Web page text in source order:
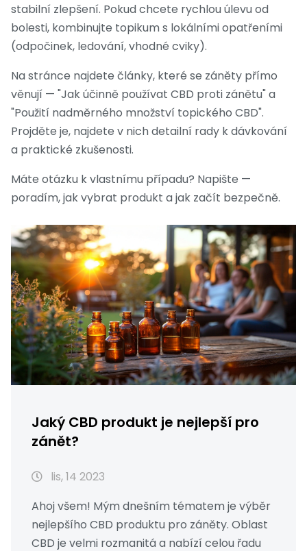
stabilní zlepšení. Pokud chcete rychlou úlevu od
bolesti, kombinujte topikum s lokálními opatřeními
(odpočinek, ledování, vhodné cviky).
Na stránce najdete články, které se záněty přímo
věnují — "Jak účinně používat CBD proti zánětu" a
"Použití nadměrného množství topického CBD".
Projděte je, najdete v nich detailní rady k dávkování
a praktické zkušenosti.
Máte otázku k vlastnímu případu? Napište —
poradím, jak vybrat produkt a jak začít bezpečně.
Jaký CBD produkt je nejlepší pro
zánět?
lis, 14 2023
Ahoj všem! Mým dnešním tématem je výběr
nejlepšího CBD produktu pro záněty. Oblast
CBD je velmi rozmanitá a nabízí celou řadu